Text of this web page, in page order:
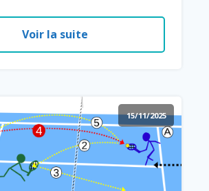
Voir la suite
15/11/2025